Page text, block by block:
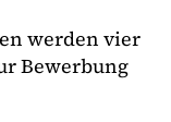
werden vier
Bewerbung